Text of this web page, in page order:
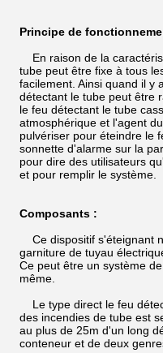
Principe de
En raison de la
tube peut être fixe à tous
facilement. Ainsi quand il y
détectant le tube peut être
le feu détectant le tube
atmosphérique et l'agent
pulvériser pour éteindre le
sonnette d'alarme sur la
pour dire des utilisateurs
et pour remplir le système.
Composants :
Ce dispositif s'éteignant
garniture de tuyau
Ce peut être un système
même.
Le type direct le feu
des incendies de tube est
au plus de 25m d'un long
conteneur et de deux